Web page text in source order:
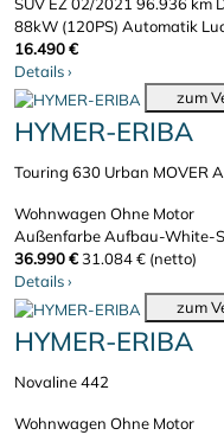
SUV EZ 02/2021 96.936 km
88kW (120PS) Automatik
16.490 €
Details›
zum
HYMER-ERIBA
Touring 630 Urban MOVER
Wohnwagen Ohne Motor
Außenfarbe Aufbau-White-
36.990 €31.084 € (netto)
Details›
zum
HYMER-ERIBA
Novaline 442
Wohnwagen Ohne Motor